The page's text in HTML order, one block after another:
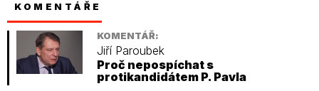
KOMENTÁŘE
KOMENTÁŘ:
Jiří Paroubek
Proč nepospíchat s
protikandidátem P. Pavla